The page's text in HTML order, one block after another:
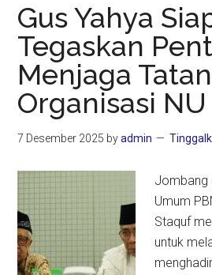
Gus Yahya
Tegaskan
Menjaga
Organisasi NU
7 Desember 2025 byadmin
Jombang
Umum
Staquf
untuk